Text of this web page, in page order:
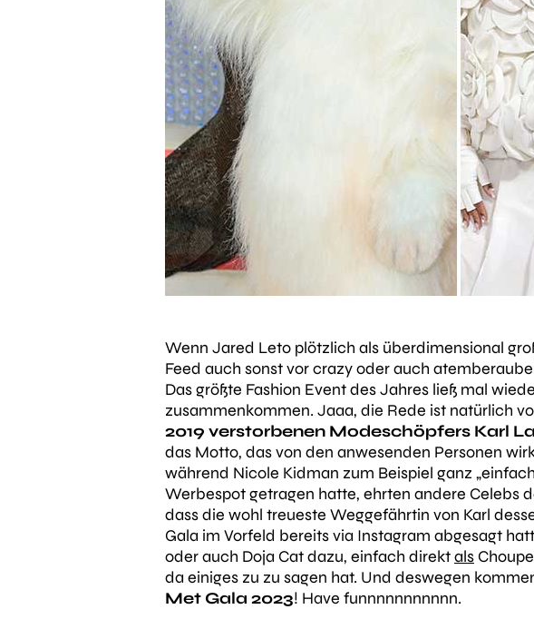
Wenn Jared Leto plötzlich als überdimensional
Feed auch sonst vor crazy oder auch
Das größte Fashion Event des Jahres ließ mal
zusammenkommen. Jaaa, die Rede ist natürlich
2019 verstorbenen Modeschöpfers Karl
das Motto, das von den anwesenden Personen
während Nicole Kidman zum Beispiel ganz
Werbespot getragen hatte, ehrten andere Celebs
dass die wohl treueste Weggefährtin von Karl
Gala im Vorfeld bereits via Instagram abgesagt
oder auch Doja Cat dazu, einfach direktals
da einiges zu zu sagen hat. Und deswegen
Met Gala 2023! Have funnnnnnnnnnn.